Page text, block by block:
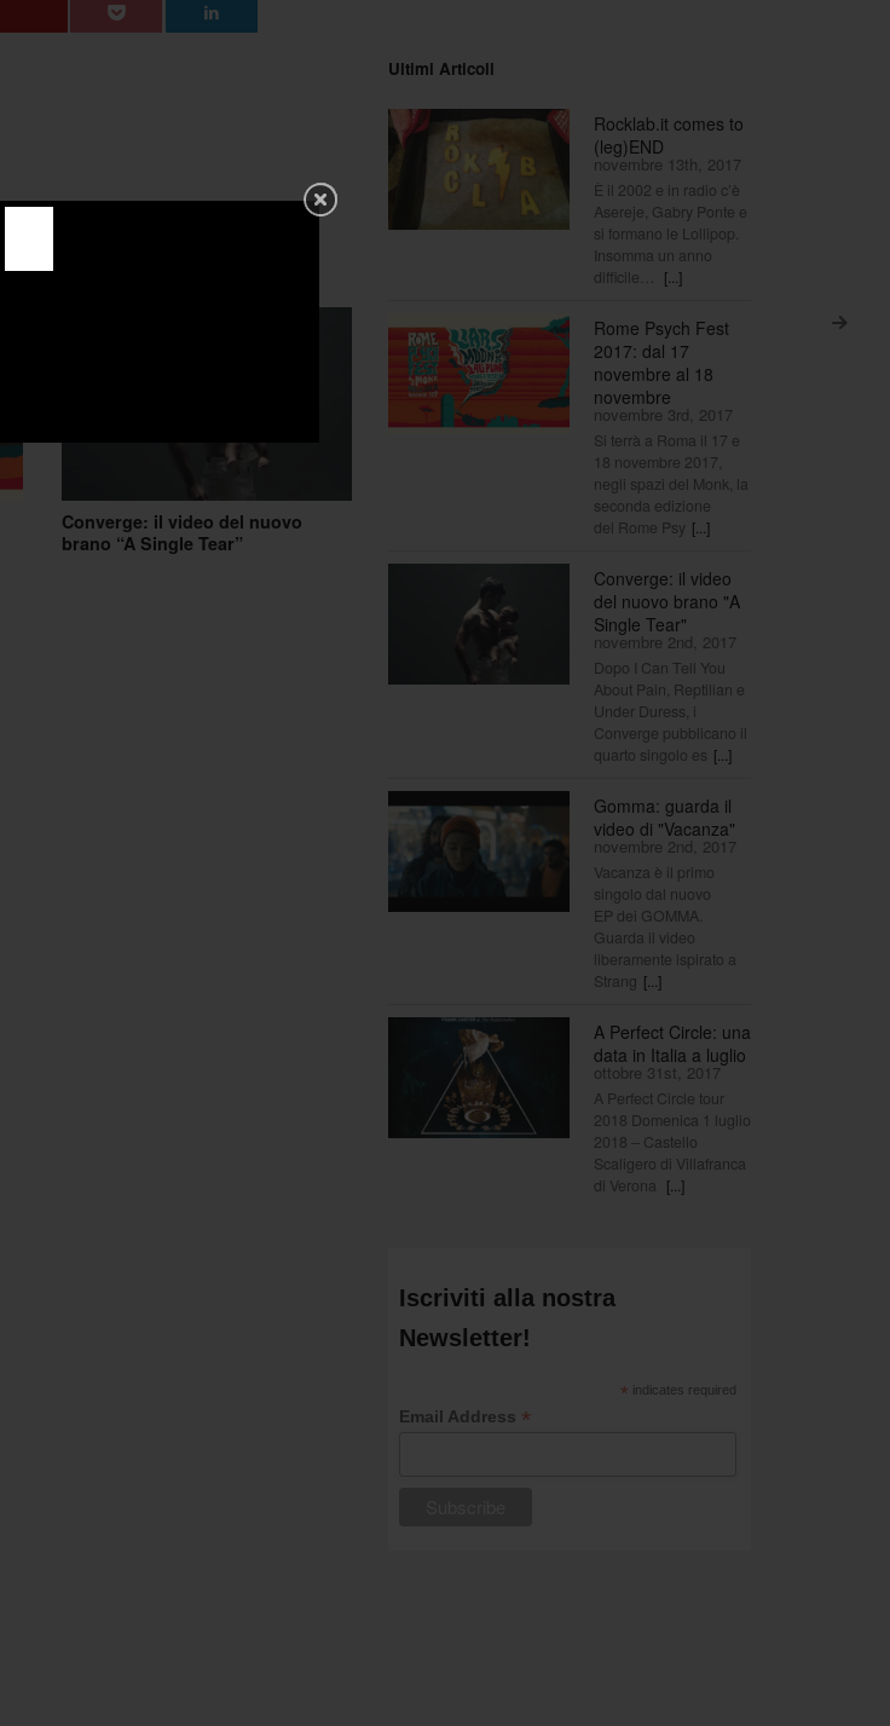
>
Converge: il video del nuovo
brano “A Single Tear”
Ultimi Articoli
Rocklab.it comes to
(leg)END
novembre 13th, 2017
È il 2002 e in radio c’è
Asereje, Gabry Ponte e
si formano le Lollipop.
Insomma un anno
difficile… [...]
Rome Psych Fest
2017: dal 17
novembre al 18
novembre
novembre 3rd, 2017
Si terrà a Roma il 17 e
18 novembre 2017,
negli spazi del Monk, la
seconda edizione
del Rome Psy [...]
Converge: il video
del nuovo brano "A
Single Tear"
novembre 2nd, 2017
Dopo I Can Tell You
About Pain, Reptilian e
Under Duress, i
Converge pubblicano il
quarto singolo es [...]
Gomma: guarda il
video di "Vacanza"
novembre 2nd, 2017
Vacanza è il primo
singolo dal nuovo
EP dei GOMMA.
Guarda il video
liberamente ispirato a
Strang [...]
A Perfect Circle: una
data in Italia a luglio
ottobre 31st, 2017
A Perfect Circle tour
2018 Domenica 1 luglio
2018 – Castello
Scaligero di Villafranca
di Verona [...]
Iscriviti alla nostra
Newsletter!
* indicates required
Email Address *